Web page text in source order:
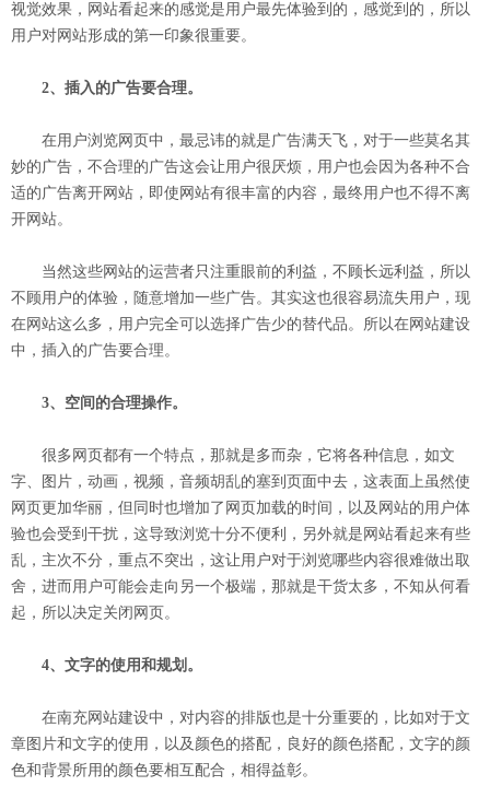
视觉效果，网站看起来的感觉是用户最先体验到的，感觉到的，所以
用户对网站形成的第一印象很重要。
2、插入的广告要合理。
在用户浏览网页中，最忌讳的就是广告满天飞，对于一些莫名其
妙的广告，不合理的广告这会让用户很厌烦，用户也会因为各种不合
适的广告离开网站，即使网站有很丰富的内容，最终用户也不得不离
开网站。
当然这些网站的运营者只注重眼前的利益，不顾长远利益，所以
不顾用户的体验，随意增加一些广告。其实这也很容易流失用户，现
在网站这么多，用户完全可以选择广告少的替代品。所以在网站建设
中，插入的广告要合理。
3、空间的合理操作。
很多网页都有一个特点，那就是多而杂，它将各种信息，如文
字、图片，动画，视频，音频胡乱的塞到页面中去，这表面上虽然使
网页更加华丽，但同时也增加了网页加载的时间，以及网站的用户体
验也会受到干扰，这导致浏览十分不便利，另外就是网站看起来有些
乱，主次不分，重点不突出，这让用户对于浏览哪些内容很难做出取
舍，进而用户可能会走向另一个极端，那就是干货太多，不知从何看
起，所以决定关闭网页。
4、文字的使用和规划。
在南充网站建设中，对内容的排版也是十分重要的，比如对于文
章图片和文字的使用，以及颜色的搭配，良好的颜色搭配，文字的颜
色和背景所用的颜色要相互配合，相得益彰。